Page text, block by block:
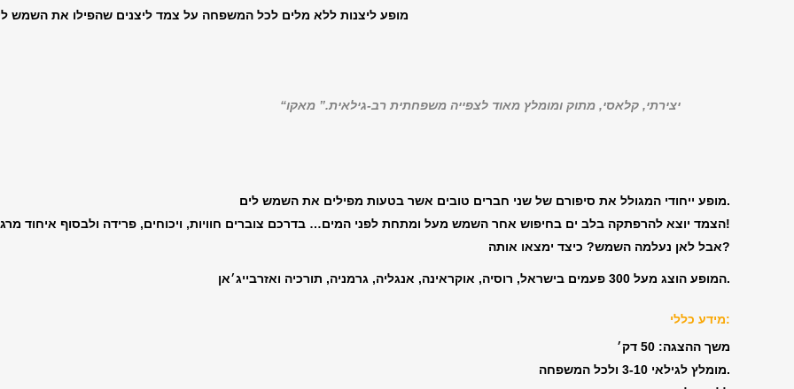
מופע ליצנות ללא מלים לכל המשפחה על צמד ליצנים שהפילו את השמש
“יצירתי, קלאסי, מתוק ומומלץ מאוד לצפייה משפחתית רב-גילאית.” מאקו
מופע ייחודי המגולל את סיפורם של שני חברים טובים אשר בטעות מפילים את השמש לים.
הצמד יוצא להרפתקה בלב ים בחיפוש אחר השמש מעל ומתחת לפני המים… בדרכם צוברים חוויות, ויכוחים, פרידה ולבסוף איחוד מרגש!
אבל לאן נעלמה השמש? כיצד ימצאו אותה?
המופע הוצג מעל 300 פעמים בישראל, רוסיה, אוקראינה, אנגליה, גרמניה, תורכיה ואזרבייג׳אן.
מידע כללי:
משך ההצגה: 50 דק׳
מומלץ לגילאי 3-10 ולכל המשפחה.